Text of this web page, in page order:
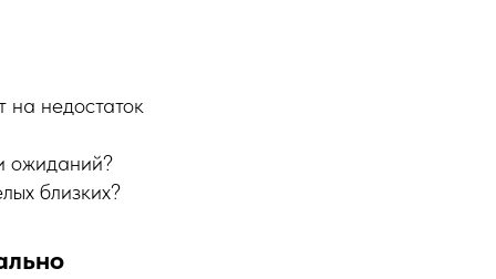
на недостаток
ожиданий?
близких?